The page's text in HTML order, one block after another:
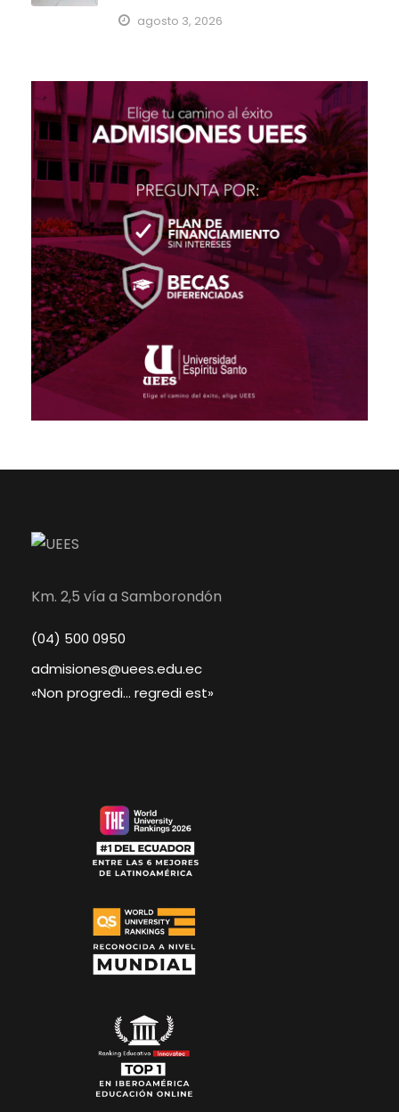
agosto 3, 2026
Km. 2,5 vía a Samborondón
(04) 500 0950
admisiones@uees.edu.ec
«Non progredi… regredi est»